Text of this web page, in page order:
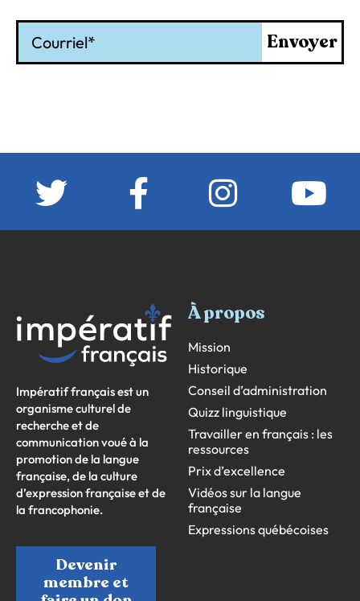
Envoyer
Impératif français est un
organisme culturel de
recherche et de
communication voué à la
promotion de la langue
française, de la culture
d’expression française et de
la francophonie.
Devenir
membre et
À propos
Mission
Historique
Conseil d’administration
Quizz linguistique
Travailler en français : les
ressources
Prix d’excellence
Vidéos sur la langue
française
Expressions québécoises